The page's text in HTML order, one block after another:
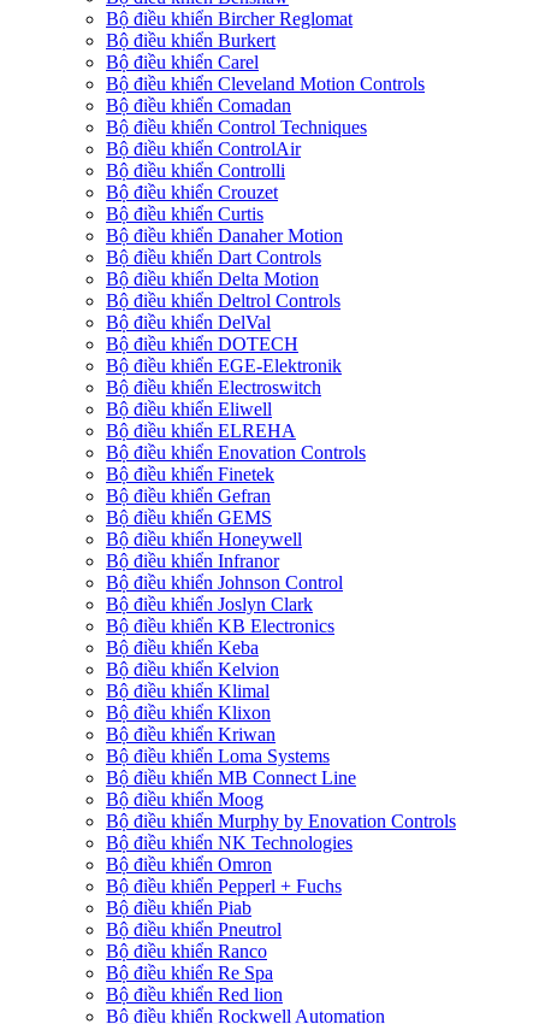
Bộ điều khiển Bircher Reglomat
Bộ điều khiển Burkert
Bộ điều khiển Carel
Bộ điều khiển Cleveland Motion Controls
Bộ điều khiển Comadan
Bộ điều khiển Control Techniques
Bộ điều khiển ControlAir
Bộ điều khiển Controlli
Bộ điều khiển Crouzet
Bộ điều khiển Curtis
Bộ điều khiển Danaher Motion
Bộ điều khiển Dart Controls
Bộ điều khiển Delta Motion
Bộ điều khiển Deltrol Controls
Bộ điều khiển DelVal
Bộ điều khiển DOTECH
Bộ điều khiển EGE-Elektronik
Bộ điều khiển Electroswitch
Bộ điều khiển Eliwell
Bộ điều khiển ELREHA
Bộ điều khiển Enovation Controls
Bộ điều khiển Finetek
Bộ điều khiển Gefran
Bộ điều khiển GEMS
Bộ điều khiển Honeywell
Bộ điều khiển Infranor
Bộ điều khiển Johnson Control
Bộ điều khiển Joslyn Clark
Bộ điều khiển KB Electronics
Bộ điều khiển Keba
Bộ điều khiển Kelvion
Bộ điều khiển Klimal
Bộ điều khiển Klixon
Bộ điều khiển Kriwan
Bộ điều khiển Loma Systems
Bộ điều khiển MB Connect Line
Bộ điều khiển Moog
Bộ điều khiển Murphy by Enovation Controls
Bộ điều khiển NK Technologies
Bộ điều khiển Omron
Bộ điều khiển Pepperl + Fuchs
Bộ điều khiển Piab
Bộ điều khiển Pneutrol
Bộ điều khiển Ranco
Bộ điều khiển Re Spa
Bộ điều khiển Red lion
Bộ điều khiển Rockwell Automation